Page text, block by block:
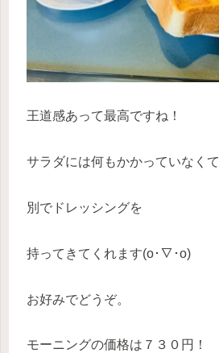
王道感あって最高ですね！
サラダには何もかかっていなくて
別でドレッシングを
持ってきてくれます(o･∇･o)
お好みでどうぞ。
モーニングの価格は７３０円！